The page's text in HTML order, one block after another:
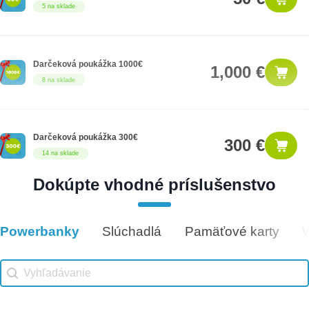
5 na sklade
8 na sklade
Darčeková poukážka 1000€ 1,000 €
14 na sklade
Darčeková poukážka 300€ 300 €
7 na sklade
Dokúpte vhodné príslušenstvo
Vhodné príslušenstvo
Powerbanky Slúchadlá Pamäťové karty
Vhodné príslušenstvo search
Search content